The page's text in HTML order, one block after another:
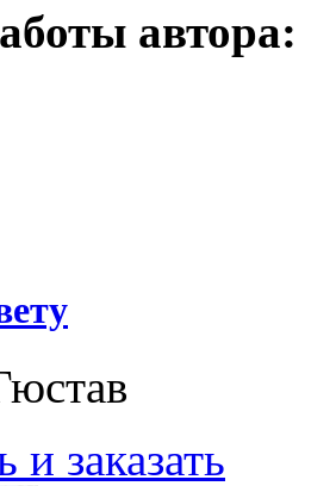
автора:
заказать